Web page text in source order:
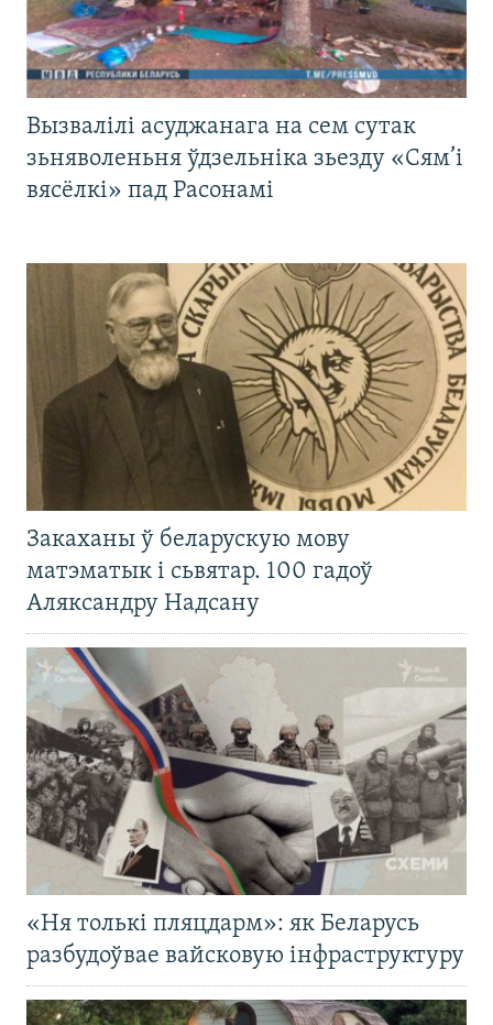
Вызвалілі асуджанага на сем сутак
зьняволеньня ўдзельніка зьезду «Сям’і
вясёлкі» пад Расонамі
Закаханы ў беларускую мову
матэматык і сьвятар. 100 гадоў
Аляксандру Надсану
«Ня толькі пляцдарм»: як Беларусь
разбудоўвае вайсковую інфраструктуру